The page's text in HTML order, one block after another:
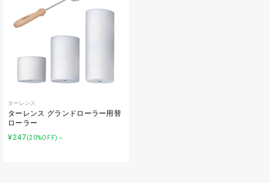
ターレンス
ターレンス グランドローラー用替
ローラー
¥247(20%OFF)～